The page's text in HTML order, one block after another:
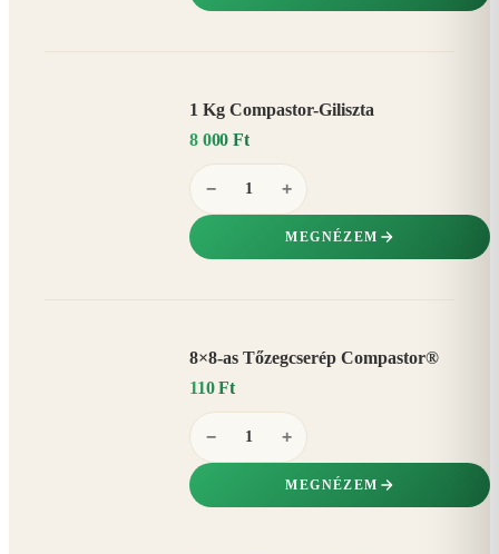
1 Kg Compastor-Giliszta
8 000 Ft
− +
MEGNÉZEM
8×8-as Tőzegcserép Compastor®
110 Ft
− +
MEGNÉZEM